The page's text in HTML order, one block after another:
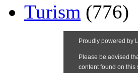
Turism (776)